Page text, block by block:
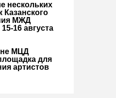
нескольких
Казанского
МЖД
16 августа
МЦД
для
артистов